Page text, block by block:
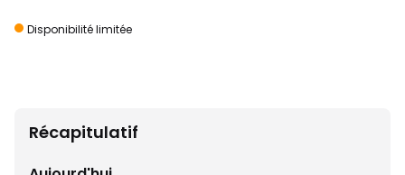
Disponibilité limitée
Récapitulatif